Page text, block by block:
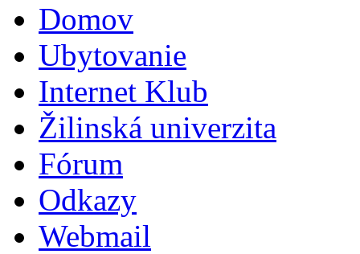
Domov
Ubytovanie
Internet Klub
Žilinská univerzita
Fórum
Odkazy
Webmail